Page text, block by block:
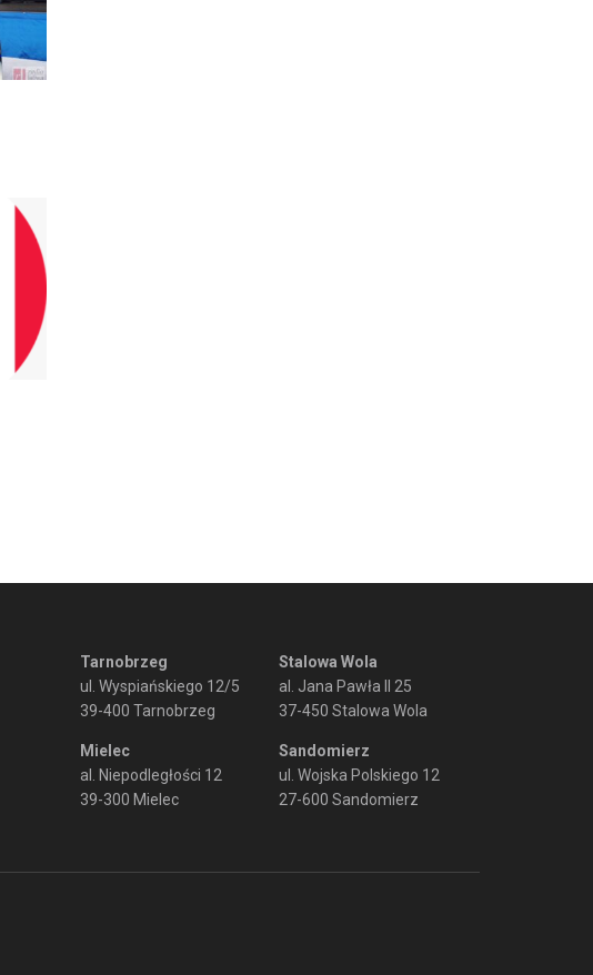
Tarnobrzeg
ul. Wyspiańskiego 12/5
39-400 Tarnobrzeg
Mielec
al. Niepodległości 12
39-300 Mielec
Stalowa Wola
al. Jana Pawła II 25
37-450 Stalowa Wola
Sandomierz
ul. Wojska Polskiego 12
27-600 Sandomierz